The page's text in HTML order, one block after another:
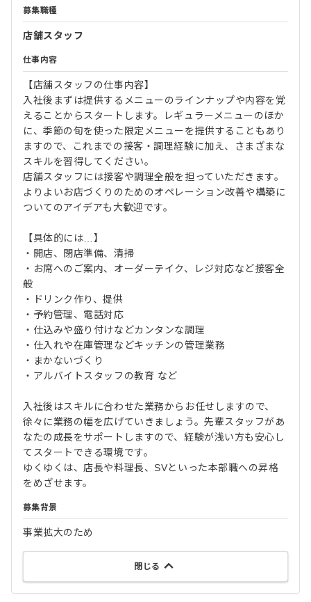
募集職種
店舗スタッフ
仕事内容
【店舗スタッフの仕事内容】
入社後まずは提供するメニューのラインナップや内容を覚
えることからスタートします。レギュラーメニューのほか
に、季節の旬を使った限定メニューを提供することもあり
ますので、これまでの接客・調理経験に加え、さまざまな
スキルを習得してください。
店舗スタッフには接客や調理全般を担っていただきます。
よりよいお店づくりのためのオペレーション改善や構築に
ついてのアイデアも大歓迎です。
【具体的には…】
・開店、閉店準備、清掃
・お席へのご案内、オーダーテイク、レジ対応など接客全
般
・ドリンク作り、提供
・予約管理、電話対応
・仕込みや盛り付けなどカンタンな調理
・仕入れや在庫管理などキッチンの管理業務
・まかないづくり
・アルバイトスタッフの教育 など
入社後はスキルに合わせた業務からお任せしますので、
徐々に業務の幅を広げていきましょう。先輩スタッフがあ
なたの成長をサポートしますので、経験が浅い方も安心し
てスタートできる環境です。
ゆくゆくは、店長や料理長、SVといった本部職への昇格
をめざせます。
募集背景
事業拡大のため
閉じる